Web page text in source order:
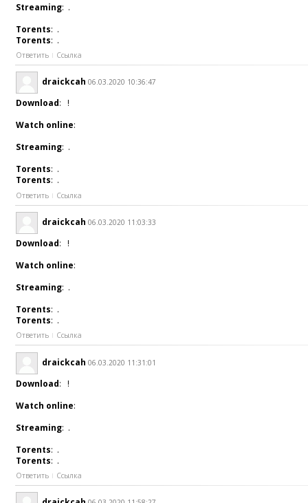
Streaming: .
Torents: .
Torents: .
Ответить Ссылка
draickcah 06.03.2020 10:36:47
Download: !
Watch online:
Streaming: .
Torents: .
Torents: .
Ответить Ссылка
draickcah 06.03.2020 11:03:33
Download: !
Watch online:
Streaming: .
Torents: .
Torents: .
Ответить Ссылка
draickcah 06.03.2020 11:31:01
Download: !
Watch online:
Streaming: .
Torents: .
Torents: .
Ответить Ссылка